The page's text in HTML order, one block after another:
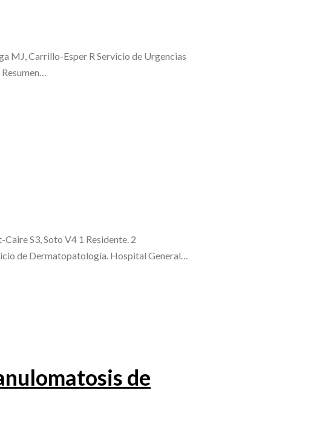
MJ, Carrillo-Esper R Servicio de Urgencias
S3, Soto V4 1 Residente. 2
de Dermatopatología. Hospital General…
de